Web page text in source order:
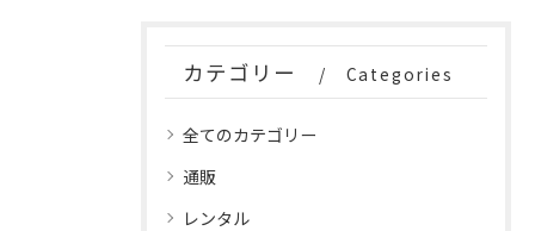
カテゴリー Categories
全てのカテゴリー
通販
レンタル